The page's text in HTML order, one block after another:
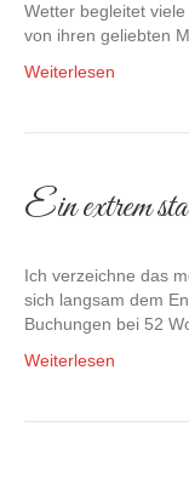
Wetter begleitet
von ihren geliebten
Weiterlesen
Ein extrem
Ich verzeichne das
sich langsam dem
Buchungen bei 52
Weiterlesen